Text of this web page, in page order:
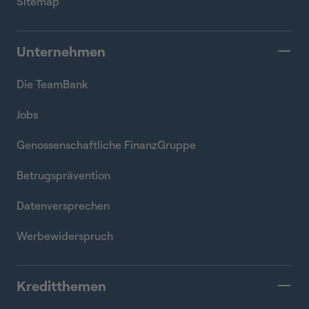
Unternehmen
Die TeamBank
Jobs
Genossenschaftliche FinanzGruppe
Betrugsprävention
Datenversprechen
Werbewiderspruch
Kreditthemen